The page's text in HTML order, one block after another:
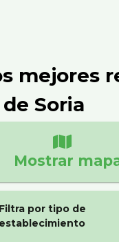
mejores
Soria
Mostrar
Filtra por tipo de
establecimiento